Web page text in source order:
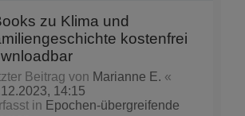
zu Klima und
kostenfrei
Beitrag von Marianne E. «
14:15
in Epochen-übergreifende